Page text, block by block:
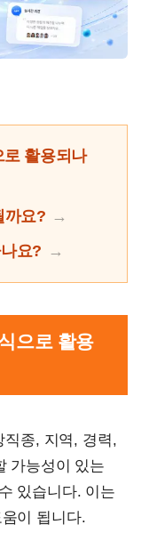
활용되나
까요?
요?
으로 활용
직종, 지역, 경력,
가능성이 있는
있습니다. 이는
이 됩니다.